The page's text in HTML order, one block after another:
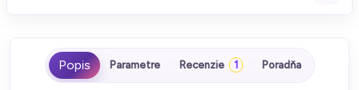
Parametre Recenzie 1 Poradňa